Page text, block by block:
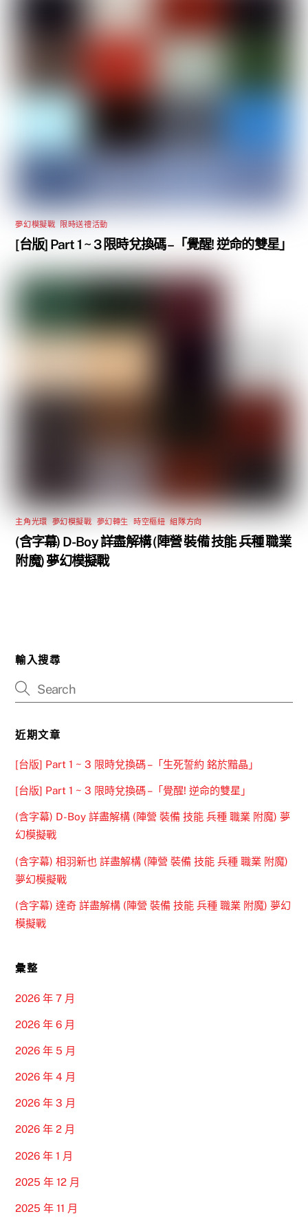
夢幻模擬戰 限時送禮活動
[台版] Part 1 ~ 3 限時兌換碼 –「覺醒! 逆命的雙星」
主角光環 ,夢幻模擬戰 夢幻轉生 ,時空樞紐 ,組隊方向
(含字幕) D-Boy 詳盡解構 (陣營 裝備 技能 兵種 職業
附魔) 夢幻模擬戰
輸入搜尋
近期文章
[台版] Part 1 ~ 3 限時兌換碼 –「生死誓約 銘於黯晶」
[台版] Part 1 ~ 3 限時兌換碼 –「覺醒! 逆命的雙星」
(含字幕) D-Boy 詳盡解構 (陣營 裝備 技能 兵種 職業 附魔) 夢
幻模擬戰
(含字幕) 相羽新也 詳盡解構 (陣營 裝備 技能 兵種 職業 附魔)
夢幻模擬戰
(含字幕) 達奇 詳盡解構 (陣營 裝備 技能 兵種 職業 附魔) 夢幻
模擬戰
彙整
2026 年 7 月
2026 年 6 月
2026 年 5 月
2026 年 4 月
2026 年 3 月
2026 年 2 月
2026 年 1 月
2025 年 12 月
2025 年 11 月